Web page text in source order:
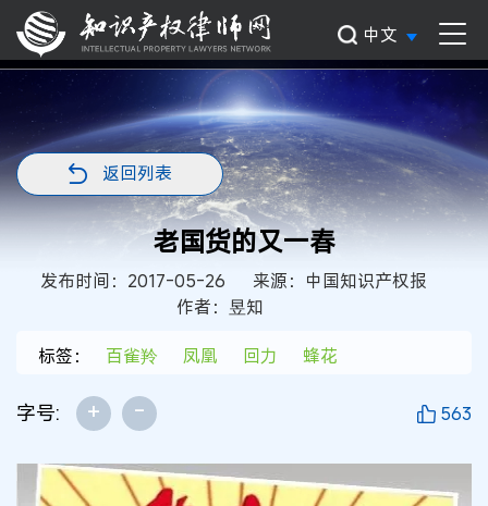
中文
返回列表
老国货的又一春
发布时间：2017-05-26
来源：中国知识产权报
作者：昱知
标签： 百雀羚 凤凰 回力 蜂花
字号: + - 563